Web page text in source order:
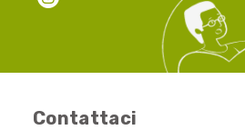
Contattaci